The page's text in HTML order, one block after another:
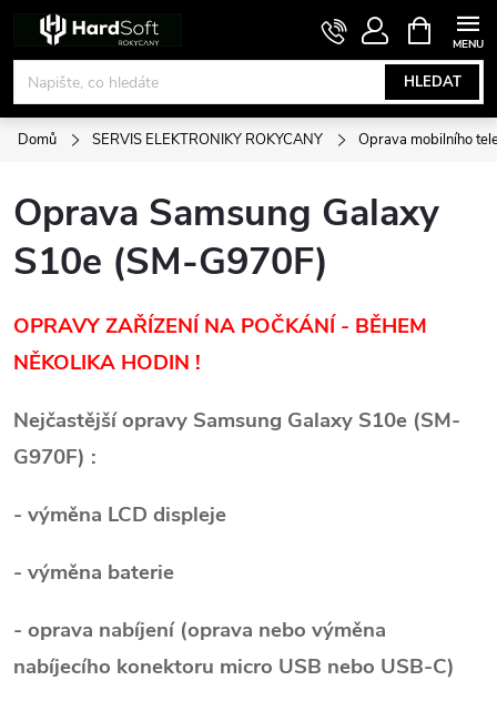
obsah
HLEDAT
NÁKUPNÍ
KOŠÍK
Domů SERVIS ELEKTRONIKY ROKYCANY Oprava mobilního
Oprava Samsung Galaxy
S10e (SM-G970F)
OPRAVY ZAŘÍZENÍ NA POČKÁNÍ - BĚHEM
NĚKOLIKA HODIN !
Nejčastější opravy Samsung Galaxy S10e (SM-
G970F) :
- výměna LCD displeje
- výměna baterie
- oprava nabíjení (oprava nebo výměna
nabíjecího konektoru micro USB nebo USB-C)